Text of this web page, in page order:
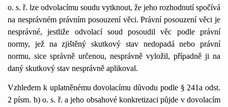
o. s. ř. lze odvolacímu soudu vytknout, že jeho rozhodnutí spočívá
na nesprávném právním posouzení věci. Právní posouzení věci je
nesprávné, jestliže odvolací soud posoudil věc podle právní
normy, jež na zjištěný skutkový stav nedopadá nebo právní
normu, sice správně určenou, nesprávně vyložil, případně ji na
daný skutkový stav nesprávně aplikoval.
Vzhledem k uplatněnému dovolacímu důvodu podle § 241a odst.
2 písm. b) o. s. ř. a jeho obsahové konkretizaci půjde v dovolacím